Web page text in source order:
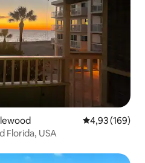
4,93 (169)
Florida, USA